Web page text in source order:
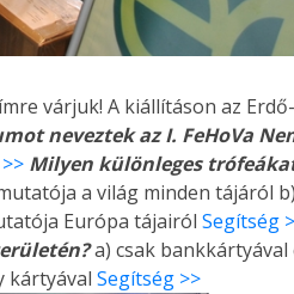
várjuk! A kiállításon az
neveztek az I. FeHoVa
Milyen különleges
a világ minden tájáról
Európa tájairól Segítség
a) csak bankkártyával
kártyával Segítség >>